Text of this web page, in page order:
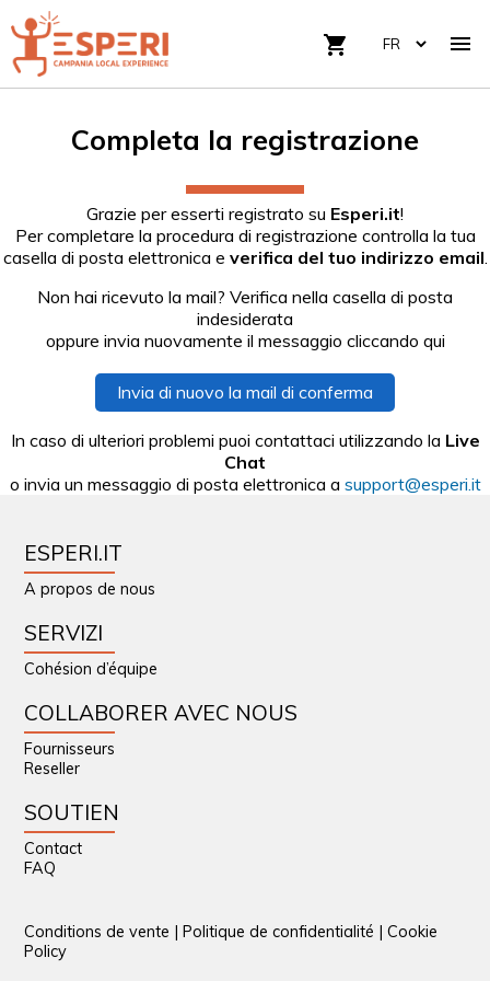

shopping_cart
Completa la registrazione
Grazie per esserti registrato su Esperi.it!
Per completare la procedura di registrazione controlla la tua
casella di posta elettronica e verifica del tuo indirizzo email
Non hai ricevuto la mail? Verifica nella casella di posta
indesiderata
oppure invia nuovamente il messaggio cliccando qui
Invia di nuovo la mail di conferma
In caso di ulteriori problemi puoi contattaci utilizzando la Live
Chat
o invia un messaggio di posta elettronica a support@esperi.it
ESPERI.IT
A propos de nous
SERVIZI
Cohésion d’équipe
COLLABORER AVEC NOUS
Fournisseurs
Reseller
SOUTIEN
Contact
FAQ
Conditions de vente |Politique de confidentialité |Cookie
Policy